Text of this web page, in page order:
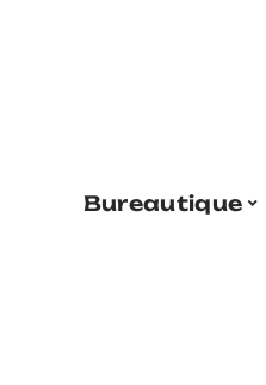
Bureautique